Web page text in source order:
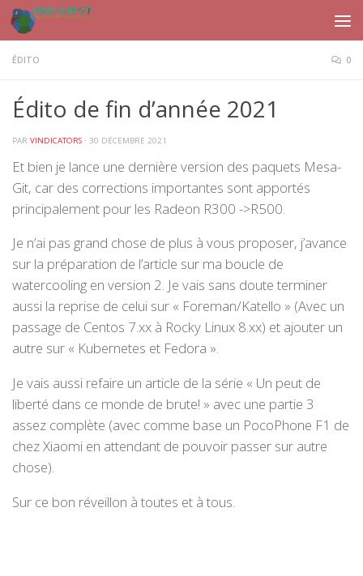
Skip to content
ÉDITO 0
Édito de fin d’année 2021
PAR VINDICATORS · 30 DÉCEMBRE 2021
Et bien je lance une dernière version des paquets Mesa-
Git, car des corrections importantes sont apportés
principalement pour les Radeon R300 ->R500.
Je n’ai pas grand chose de plus à vous proposer, j’avance
sur la préparation de l’article sur ma boucle de
watercooling en version 2. Je vais sans doute terminer
aussi la reprise de celui sur « Foreman/Katello » (Avec un
passage de Centos 7.xx à Rocky Linux 8.xx) et ajouter un
autre sur « Kubernetes et Fedora ».
Je vais aussi refaire un article de la série « Un peut de
liberté dans ce monde de brute! » avec une partie 3
assez complète (avec comme base un PocoPhone F1 de
chez Xiaomi en attendant de pouvoir passer sur autre
chose).
Sur ce bon réveillon à toutes et à tous.